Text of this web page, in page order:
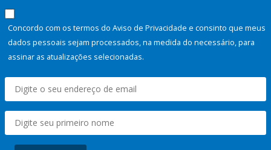
Concordo com os termos do Aviso de Privacidade e consinto que meus
dados pessoais sejam processados, na medida do necessário, para
assinar as atualizações selecionadas.